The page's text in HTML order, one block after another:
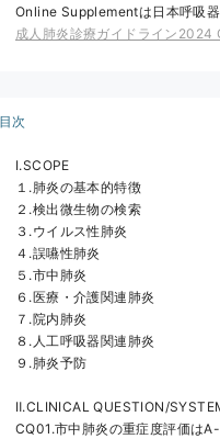
Online Supplementは日本呼吸器
成人肺炎診療ガイドライン
目次
Ⅰ.SCOPE
１.肺炎の基本的特徴
２.検出微生物の検索
３.ウイルス性肺炎
４.誤嚥性肺炎
５.市中肺炎
６.医療・介護関連肺炎
７.院内肺炎
８.人工呼吸器関連肺炎
９.肺炎予防
Ⅱ.CLINICAL QUESTION/
CQ01.市中肺炎の重症度評価は